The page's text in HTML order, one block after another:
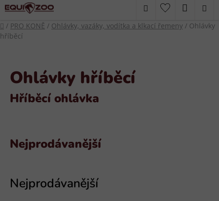
Hledat
KOŠÍK
Domů
/ PRO KONĚ / Ohlávky, vazáky, vodítka a klkací řemeny / Ohlávky
hříběcí
Ohlávky hříběcí
Hříběcí ohlávka
Nejprodávanější
ý
p